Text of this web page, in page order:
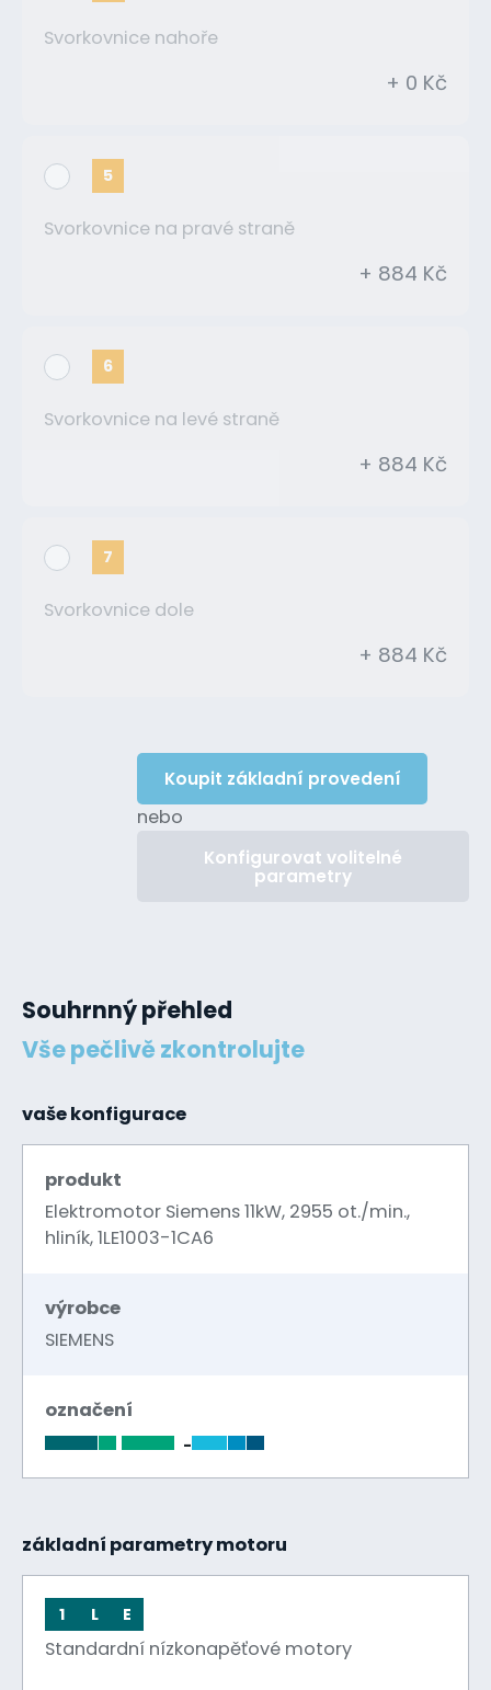
Svorkovnice nahoře
+ 0 Kč
5
Svorkovnice na pravé straně
+ 884 Kč
6
Svorkovnice na levé straně
+ 884 Kč
7
Svorkovnice dole
+ 884 Kč
Koupit základní provedení
nebo
Konfigurovat volitelné
parametry
Souhrnný přehled
Vše pečlivě zkontrolujte
vaše konfigurace
produkt
Elektromotor Siemens 11kW, 2955 ot./min.,
hliník, 1LE1003-1CA6
výrobce
SIEMENS
označení
-
základní parametry motoru
1 L E
Standardní nízkonapěťové motory